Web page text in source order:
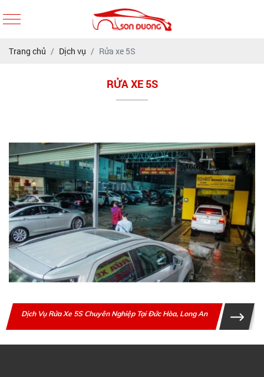
Trang chủ Dịch vụ Rửa xe 5S
RỬA XE 5S
Dịch Vụ Rửa Xe 5S Chuyên Nghiệp Tại Đức Hòa, Long An